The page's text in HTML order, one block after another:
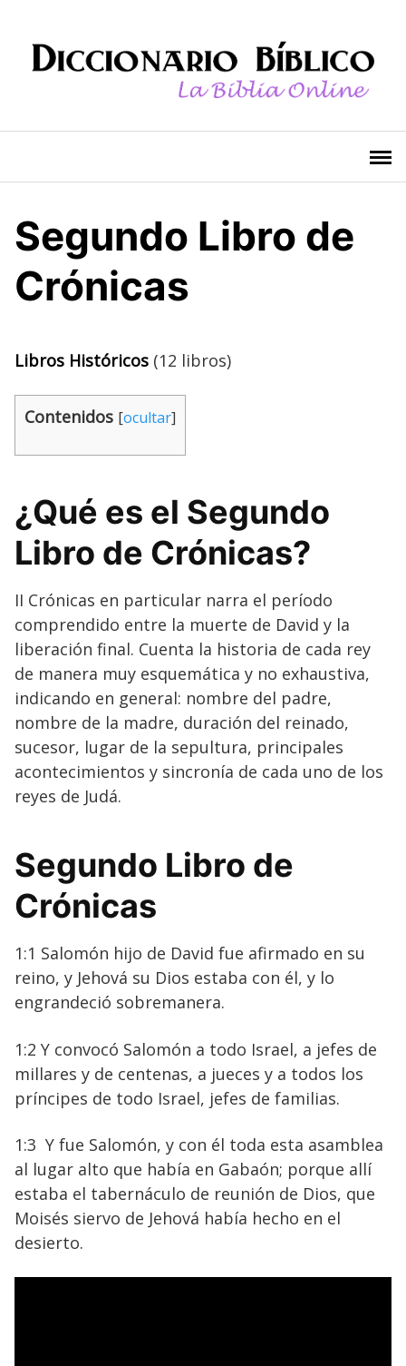
contenido
Segundo Libro de
Crónicas
Libros Históricos (12 libros)
Contenidos [ocultar]
¿Qué es el Segundo
Libro de Crónicas?
II Crónicas en particular narra el período
comprendido entre la muerte de David y la
liberación final. Cuenta la historia de cada rey
de manera muy esquemática y no exhaustiva,
indicando en general: nombre del padre,
nombre de la madre, duración del reinado,
sucesor, lugar de la sepultura, principales
acontecimientos y sincronía de cada uno de los
reyes de Judá.
Segundo Libro de
Crónicas
1:1 Salomón hijo de David fue afirmado en su
reino, y Jehová su Dios estaba con él, y lo
engrandeció sobremanera.
1:2 Y convocó Salomón a todo Israel, a jefes de
millares y de centenas, a jueces y a todos los
príncipes de todo Israel, jefes de familias.
1:3 Y fue Salomón, y con él toda esta asamblea
al lugar alto que había en Gabaón; porque allí
estaba el tabernáculo de reunión de Dios, que
Moisés siervo de Jehová había hecho en el
desierto.